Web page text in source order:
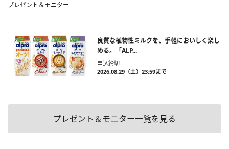
プレゼント＆モニター
良質な植物性ミルクを、手軽においしく楽し
める。「ALP...
申込締切
2026.08.29（土）23:59まで
プレゼント＆モニター一覧を見る